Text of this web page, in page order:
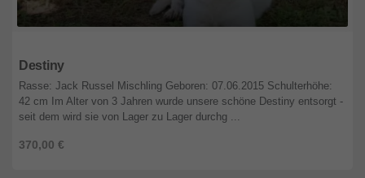
Destiny
370,00 €
Rasse: Jack Russel Mischling Geboren: 07.06.2015 Schulterhöhe:
42 cm Im Alter von 3 Jahren wurde unsere schöne Destiny entsorgt -
seit dem wird sie von Lager zu Lager durchg ...